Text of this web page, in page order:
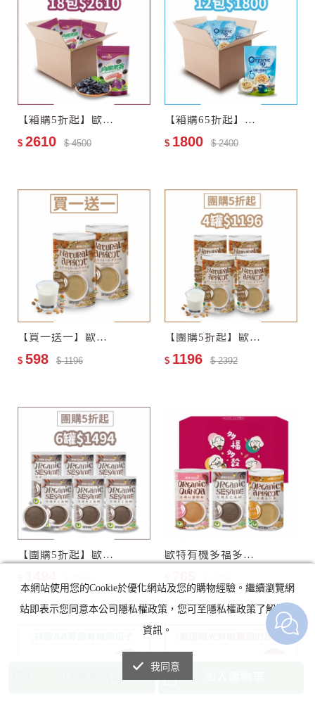
加入追蹤清單
【箱購5折起】歐特有機黑棗乾18包–效期至2027-11-13
$ 2610 $ 4500
【箱購65折起】歐特有機十穀麥片12包–效期至2028-01-05
$ 1800 $ 2400
【買一送一】歐特自然栽培杏仁飲–零添加糖
$ 598 $ 1196
【團購5折起】歐特自然栽培杏仁飲–零添加糖4罐
$ 1196 $ 2392
【團購5折起】歐特有機黑芝麻糊6罐 歐特有機多福多穀禮盒(任選3入)
本網站使用您的Cookie於優化網站及您的購物經驗。繼續瀏覽網
站即表示您同意本公司隱私權政策，您可至隱私權政策了解詳細
資訊。
我同意